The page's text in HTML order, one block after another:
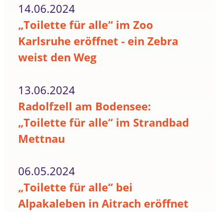
14.06.2024
„Toilette für alle“ im Zoo
Karlsruhe eröffnet - ein Zebra
weist den Weg
13.06.2024
Radolfzell am Bodensee:
„Toilette für alle“ im Strandbad
Mettnau
06.05.2024
„Toilette für alle“ bei
Alpakaleben in Aitrach eröffnet